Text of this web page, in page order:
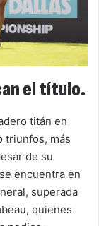
el título.
titán en
triunfos, más
de su
encuentra en
superada
quienes